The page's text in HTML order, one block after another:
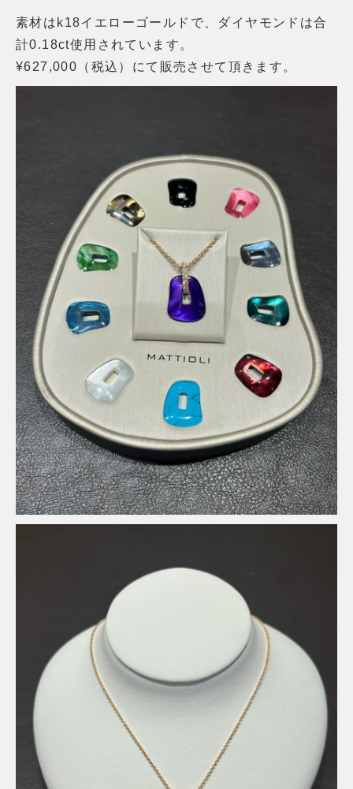
素材はk18イエローゴールドで、ダイヤモンドは合
計0.18ct使用されています。
¥627,000（税込）にて販売させて頂きます。